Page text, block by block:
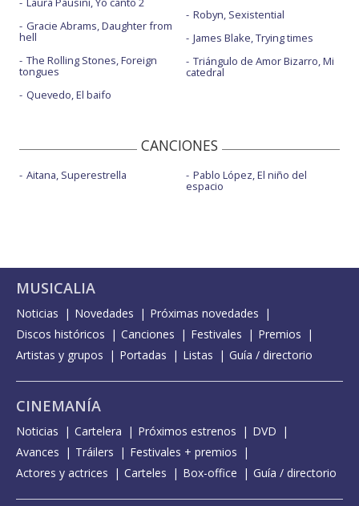
Gracie Abrams, Daughter from
hell
The Rolling Stones, Foreign
tongues
Quevedo, El baifo
Robyn, Sexistential
James Blake, Trying times
Triángulo de Amor Bizarro, Mi
catedral
CANCIONES
Aitana, Superestrella Pablo López, El niño del
espacio
MUSICALIA
Noticias Novedades
Próximas novedades
Discos históricos
Canciones Festivales
Premios
Artistas y grupos
Portadas Listas Guía / directorio
CINEMANÍA
Noticias Cartelera Próximos estrenos
DVD
Avances
Tráilers
Festivales + premios
Actores y actrices
Carteles Box-office Guía / directorio